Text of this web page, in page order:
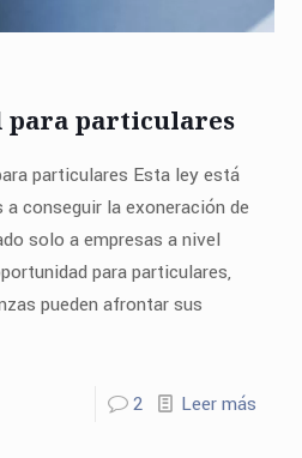
para particulares
particulares Esta ley está
conseguir la exoneración de
solo a empresas a nivel
para particulares,
pueden afrontar sus
2 Leer más